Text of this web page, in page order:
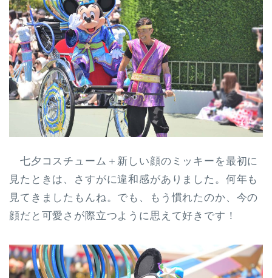
七夕コスチューム＋新しい顔のミッキーを最初に
見たときは、さすがに違和感がありました。何年も
見てきましたもんね。でも、もう慣れたのか、今の
顔だと可愛さが際立つように思えて好きです！